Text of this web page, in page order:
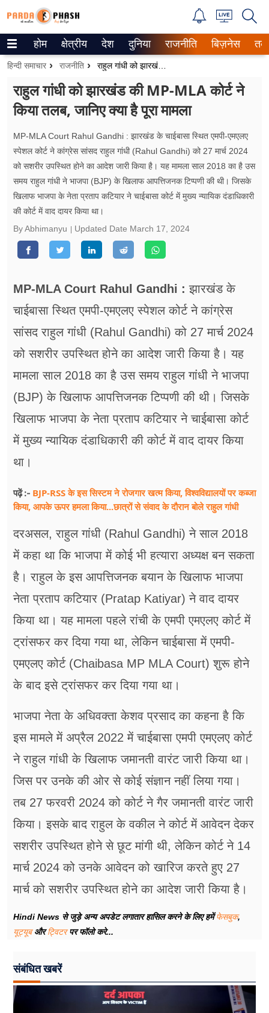
Trending on Google News
वेब स्टोरीज
उत्तर प्रदेश
गैलरी
वीडियो
जीवन मंत्रा
सेहत
ब्‍यूटी
जॉब्स
अन्य खबरें
होम क्षेत्रीय देश दुनिया राजनीति बिज़नेस
हिन्दी समाचार राजनीति
राहुल गांधी को झारखंड की MP-MLA कोर्ट ने
किया तलब, जानिए क्या है पूरा मामला
MP-MLA Court Rahul Gandhi : झारखंड के चाईबासा स्थित एमपी-एमएलए
स्पेशल कोर्ट ने कांग्रेस सांसद राहुल गांधी (Rahul Gandhi) को 27 मार्च 2024
को सशरीर उपस्थित होने का आदेश जारी किया है। यह मामला साल 2018 का है उस
समय राहुल गांधी ने भाजपा (BJP) के खिलाफ आपत्तिजनक टिप्पणी की थी। जिसके
खिलाफ भाजपा के नेता प्रताप कटियार ने चाईबासा कोर्ट में मुख्य न्यायिक दंडाधिकारी
की कोर्ट में वाद दायर किया था।
By Abhimanyu
Updated Date March 17, 2024
MP-MLA Court Rahul Gandhi : झारखंड के
चाईबासा स्थित एमपी-एमएलए स्पेशल कोर्ट ने कांग्रेस
सांसद राहुल गांधी (Rahul Gandhi) को 27 मार्च 2024
को सशरीर उपस्थित होने का आदेश जारी किया है। यह
मामला साल 2018 का है उस समय राहुल गांधी ने भाजपा
(BJP) के खिलाफ आपत्तिजनक टिप्पणी की थी। जिसके
खिलाफ भाजपा के नेता प्रताप कटियार ने चाईबासा कोर्ट
में मुख्य न्यायिक दंडाधिकारी की कोर्ट में वाद दायर किया
था।
पढ़ें :- BJP-RSS के इस सिस्टम ने रोजगार खत्म किया, विश्वविद्यालयों पर कब्जा
किया, आपके ऊपर हमला किया...छात्रों से संवाद के दौरान बोले राहुल गांधी
दरअसल, राहुल गांधी (Rahul Gandhi) ने साल 2018
में कहा था कि भाजपा में कोई भी हत्यारा अध्यक्ष बन सकता
है। राहुल के इस आपत्तिजनक बयान के खिलाफ भाजपा
नेता प्रताप कटियार (Pratap Katiyar) ने वाद दायर
किया था। यह मामला पहले रांची के एमपी एमएलए कोर्ट में
ट्रांसफर कर दिया गया था, लेकिन चाईबासा में एमपी-
एमएलए कोर्ट (Chaibasa MP MLA Court) शुरू होने
के बाद इसे ट्रांसफर कर दिया गया था।
भाजपा नेता के अधिवक्ता केशव प्रसाद का कहना है कि
इस मामले में अप्रैल 2022 में चाईबासा एमपी एमएलए कोर्ट
ने राहुल गांधी के खिलाफ जमानती वारंट जारी किया था।
जिस पर उनके की ओर से कोई संज्ञान नहीं लिया गया।
तब 27 फरवरी 2024 को कोर्ट ने गैर जमानती वारंट जारी
किया। इसके बाद राहुल के वकील ने कोर्ट में आवेदन देकर
सशरीर उपस्थित होने से छूट मांगी थी, लेकिन कोर्ट ने 14
मार्च 2024 को उनके आवेदन को खारिज करते हुए 27
मार्च को सशरीर उपस्थित होने का आदेश जारी किया है।
Hindi News से जुड़े अन्य अपडेट लगातार हासिल करने के लिए हमेंफेसबुक,
यूट्यूबऔरट्विटरपर फॉलो करे...
संबंधित खबरें